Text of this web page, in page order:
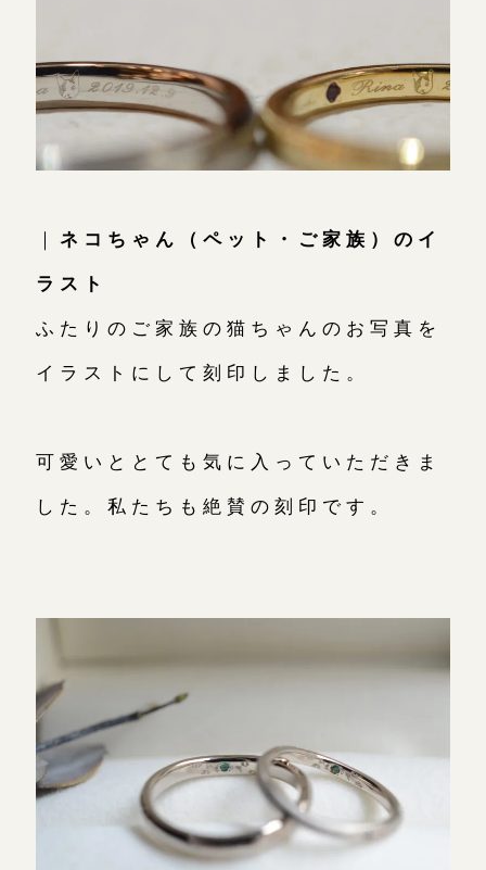
｜ ネコちゃん（ペット・ご家族）のイ
ラスト
ふたりのご家族の猫ちゃんのお写真を
イラストにして刻印しました。
可愛いととても気に入っていただきま
した。私たちも絶賛の刻印です。